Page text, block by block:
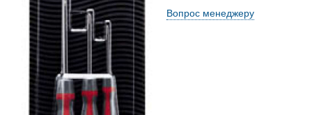
Вопрос менеджеру